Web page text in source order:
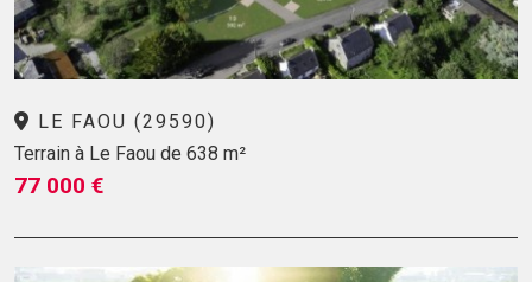
LE FAOU (29590)
Terrain à Le Faou de 638 m²
77 000 €